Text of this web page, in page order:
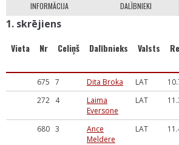
INFORMĀCIJA DALĪBNIEKI
1. skrējiens
Vieta Nr Celiņš Dalībnieks Valsts
675 7 Dita Broka LAT
272 4
Laima
Eversone
LAT
680 3
Ance
Meldere
LAT